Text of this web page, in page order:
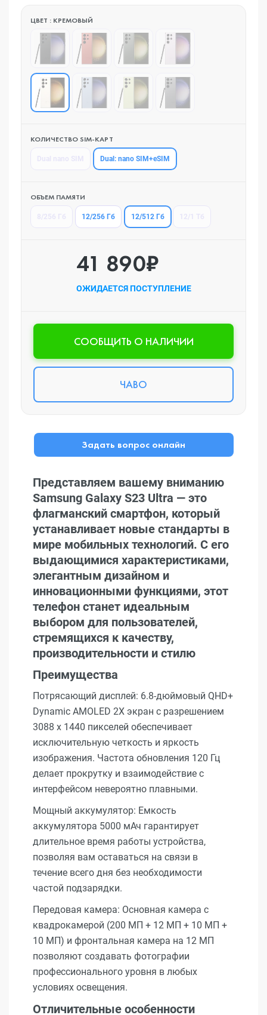
ЦВЕТ : КРЕМОВЫЙ
КОЛИЧЕСТВО SIM-КАРТ
Dual: nano SIM+eSIM
ОБЪЕМ ПАМЯТИ
12/256 Гб 12/512 Гб
41 890₽
ОЖИДАЕТСЯ ПОСТУПЛЕНИЕ
CООБЩИТЬ О НАЛИЧИИ
ЧАВО
Задать вопрос онлайн
Представляем вашему вниманию
Samsung Galaxy S23 Ultra — это
флагманский смартфон, который
устанавливает новые стандарты в
мире мобильных технологий. С его
выдающимися характеристиками,
элегантным дизайном и
инновационными функциями, этот
телефон станет идеальным
выбором для пользователей,
стремящихся к качеству,
производительности и стилю
Преимущества
Потрясающий дисплей: 6.8-дюймовый QHD+
Dynamic AMOLED 2X экран с разрешением
3088 x 1440 пикселей обеспечивает
исключительную четкость и яркость
изображения. Частота обновления 120 Гц
делает прокрутку и взаимодействие с
интерфейсом невероятно плавными.
Мощный аккумулятор: Емкость
аккумулятора 5000 мАч гарантирует
длительное время работы устройства,
позволяя вам оставаться на связи в
течение всего дня без необходимости
частой подзарядки.
Передовая камера: Основная камера с
квадрокамерой (200 МП + 12 МП + 10 МП +
10 МП) и фронтальная камера на 12 МП
позволяют создавать фотографии
профессионального уровня в любых
условиях освещения.
Отличительные особенности